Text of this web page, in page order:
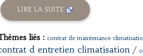
LIRE LA SUITE
liés : contrat de maintenance
d entretien climatisation /